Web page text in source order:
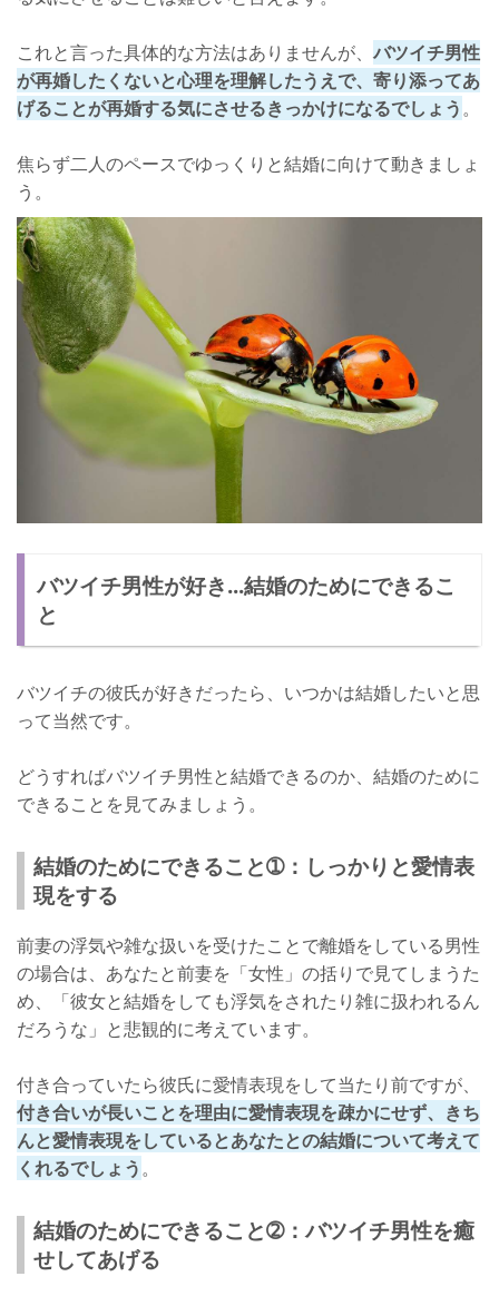
これと言った具体的な方法はありませんが、 バツイチ男性
が再婚したくないと心理を理解したうえで、寄り添ってあ
げることが再婚する気にさせるきっかけになるでしょう。
焦らず二人のペースでゆっくりと結婚に向けて動きましょ
う。
バツイチ男性が好き...結婚のためにできるこ
と
バツイチの彼氏が好きだったら、いつかは結婚したいと思
って当然です。
どうすればバツイチ男性と結婚できるのか、結婚のために
できることを見てみましょう。
結婚のためにできること➀：しっかりと愛情表
現をする
前妻の浮気や雑な扱いを受けたことで離婚をしている男性
の場合は、あなたと前妻を「女性」の括りで見てしまうた
め、「彼女と結婚をしても浮気をされたり雑に扱われるん
だろうな」と悲観的に考えています。
付き合っていたら彼氏に愛情表現をして当たり前ですが、
付き合いが長いことを理由に愛情表現を疎かにせず、きち
んと愛情表現をしているとあなたとの結婚について考えて
くれるでしょう。
結婚のためにできること➁：バツイチ男性を癒
せしてあげる